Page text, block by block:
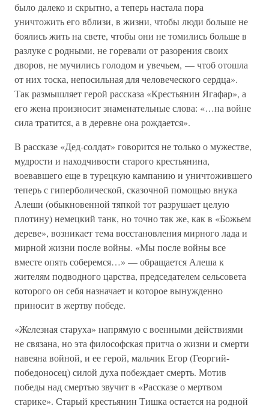
было далеко и скрытно, а теперь настала пора
уничтожить его вблизи, в жизни, чтобы люди больше не
боялись жить на свете, чтобы они не томились больше в
разлуке с родными, не горевали от разорения своих
дворов, не мучились голодом и увечьем, — чтоб отошла
от них тоска, непосильная для человеческого сердца».
Так размышляет герой рассказа «Крестьянин Ягафар», а
его жена произносит знаменательные слова: «…на войне
сила тратится, а в деревне она рождается».
В рассказе «Дед-солдат» говорится не только о мужестве,
мудрости и находчивости старого крестьянина,
воевавшего еще в турецкую кампанию и уничтожившего
теперь с гиперболической, сказочной помощью внука
Алеши (обыкновенной тяпкой тот разрушает целую
плотину) немецкий танк, но точно так же, как в «Божьем
дереве», возникает тема восстановления мирного лада и
мирной жизни после войны. «Мы после войны все
вместе опять соберемся…» — обращается Алеша к
жителям подводного царства, председателем сельсовета
которого он себя назначает и которое вынужденно
приносит в жертву победе.
«Железная старуха» напрямую с военными действиями
не связана, но эта философская притча о жизни и смерти
навеяна войной, и ее герой, мальчик Егор (Георгий-
победоносец) силой духа побеждает смерть. Мотив
победы над смертью звучит в «Рассказе о мертвом
старике». Старый крестьянин Тишка остается на родной